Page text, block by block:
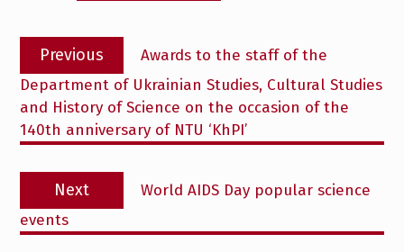
Post
navigation
Previous
Previous
post:
Awards to the staff of the
Department of Ukrainian Studies, Cultural Studies
and History of Science on the occasion of the
140th anniversary of NTU ‘KhPI’
Next
Next
post:
World AIDS Day popular science
events